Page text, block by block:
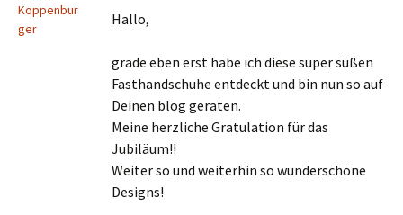
Koppenbur
ger
Hallo,
grade eben erst habe ich diese super süßen
Fasthandschuhe entdeckt und bin nun so auf
Deinen blog geraten.
Meine herzliche Gratulation für das
Jubiläum!!
Weiter so und weiterhin so wunderschöne
Designs!